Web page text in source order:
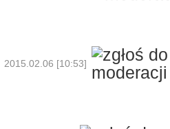
2015.02.06 [10:53]